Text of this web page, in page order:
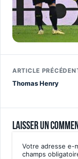
ARTICLE
Thomas Henry
Laisser un
Votre adresse e-
champs